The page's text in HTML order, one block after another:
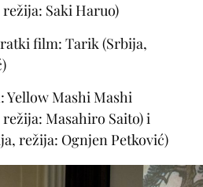
režija: Saki Haruo)
film: Tarik (Srbija,
Yellow Mashi Mashi
režija: Masahiro Saito) i
režija: Ognjen Petković)